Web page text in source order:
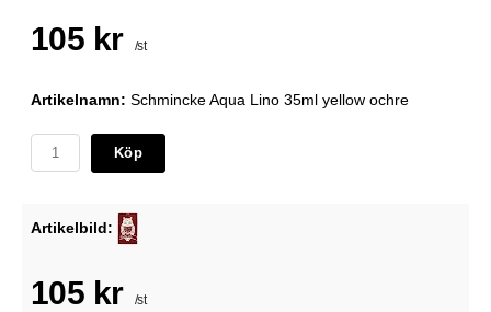
105 kr /st
Artikelnamn: Schmincke Aqua Lino 35ml yellow ochre
Köp
Artikelbild:
105 kr /st